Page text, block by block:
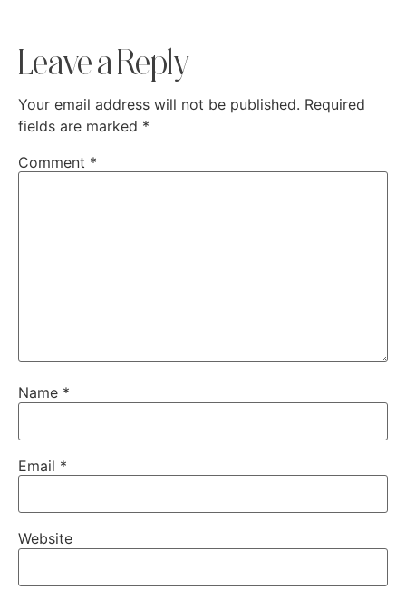
Leave a Reply
Your email address will not be published. Required
fields are marked *
Comment *
Name *
Email *
Website